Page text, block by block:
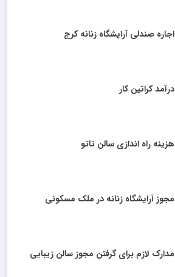
اجاره صندلی آرایشگاه زنانه کرج
درآمد کراتین کار
هزینه راه اندازی سالن تاتو
مجوز آرایشگاه زنانه در ملک مسکونی
مدارک لازم برای گرفتن مجوز سالن زیبایی